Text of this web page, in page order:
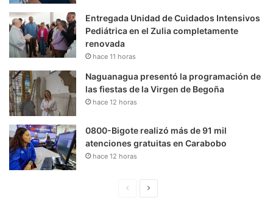
Entregada Unidad de Cuidados Intensivos
Pediátrica en el Zulia completamente
renovada
hace 11 horas
Naguanagua presentó la programación de
las fiestas de la Virgen de Begoña
hace 12 horas
0800-Bigote realizó más de 91 mil
atenciones gratuitas en Carabobo
hace 12 horas